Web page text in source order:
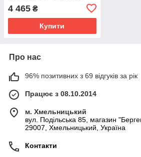
4 465 ₴
Купити
Про нас
96% позитивних з 69 відгуків за рік
Працює з 08.10.2014
м. Хмельницький
вул. Подільська 85, магазин
29007, Хмельницький, Україна
Контакти